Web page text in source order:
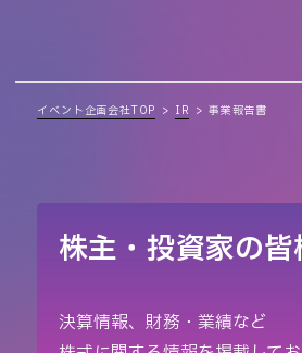
イベント企画会社TOP IR 事業報告書
株主・投資家の皆
決算情報、財務・業績など